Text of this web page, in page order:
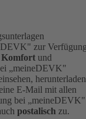
zur
Komfort und
„meineDEVK"
herunterladen
E-Mail mit allen
bei
postalisch zu.